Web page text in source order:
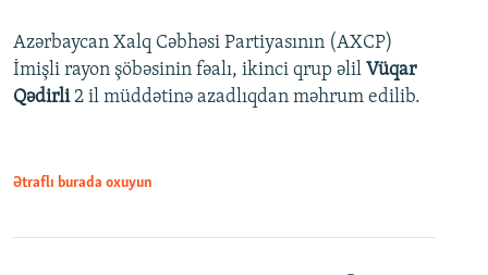
Azərbaycan Xalq Cəbhəsi Partiyasının (AXCP)
İmişli rayon şöbəsinin fəalı, ikinci qrup əlil Vüqar
Qədirli2 il müddətinə azadlıqdan məhrum edilib.
Ətraflı burada oxuyun